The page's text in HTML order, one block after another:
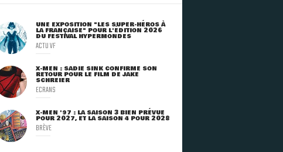
UNE EXPOSITION "LES SUPER-HÉROS À
LA FRANÇAISE" POUR L'ÉDITION 2026
DU FESTIVAL HYPERMONDES
ACTU VF
X-MEN : SADIE SINK CONFIRME SON
RETOUR POUR LE FILM DE JAKE
SCHREIER
ECRANS
X-MEN '97 : LA SAISON 3 BIEN PRÉVUE
POUR 2027, ET LA SAISON 4 POUR 2028
BRÈVE